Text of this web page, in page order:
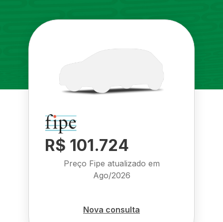
R$ 101.724
Preço Fipe atualizado em
Ago/2026
Nova consulta